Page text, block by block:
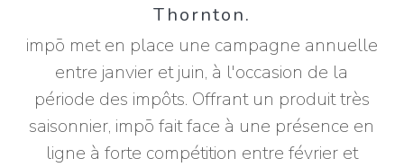
Thornton.
impō met en place une campagne annuelle
entre janvier et juin, à l'occasion de la
période des impôts. Offrant un produit très
saisonnier, impō fait face à une présence en
ligne à forte compétition entre février et